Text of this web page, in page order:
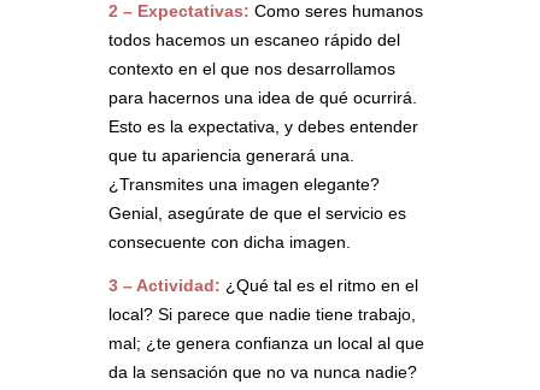
2 – Expectativas: Como seres humanos
todos hacemos un escaneo rápido del
contexto en el que nos desarrollamos
para hacernos una idea de qué ocurrirá.
Esto es la expectativa, y debes entender
que tu apariencia generará una.
¿Transmites una imagen elegante?
Genial, asegúrate de que el servicio es
consecuente con dicha imagen.
3 – Actividad: ¿Qué tal es el ritmo en el
local? Si parece que nadie tiene trabajo,
mal; ¿te genera confianza un local al que
da la sensación que no va nunca nadie?